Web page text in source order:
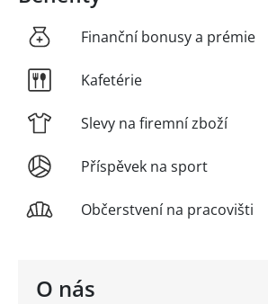
O nás
Finanční bonusy a prémie
Kafetérie
Slevy na firemní zboží
Příspěvek na sport
Občerstvení na pracovišti